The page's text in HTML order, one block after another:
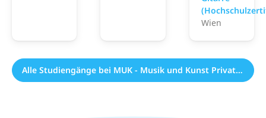
Wien
Alle Studiengänge bei MUK - Musik und Kunst Privatuniversität der Stadt Wien (150)